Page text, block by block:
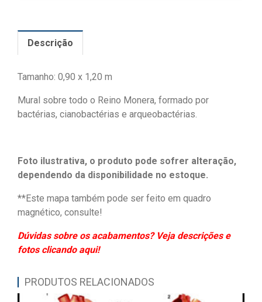
Descrição
Tamanho: 0,90 x 1,20 m
Mural sobre todo o Reino Monera, formado por
bactérias, cianobactérias e arqueobactérias.
Foto ilustrativa, o produto pode sofrer alteração,
dependendo da disponibilidade no estoque.
**Este mapa também pode ser feito em quadro
magnético, consulte!
Dúvidas sobre os acabamentos? Veja descrições e
fotos clicando aqui!
PRODUTOS RELACIONADOS